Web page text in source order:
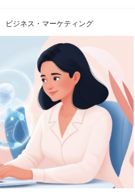
ビジネス・マーケティング